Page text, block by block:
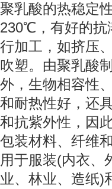
聚乳酸的热稳定
230℃，有好的抗
行加工，如挤压
吹塑。由聚乳酸
外，生物相容性
和耐热性好，还
和抗紫外性，因
包装材料、纤维
用于服装(内衣、
业、林业、造纸)